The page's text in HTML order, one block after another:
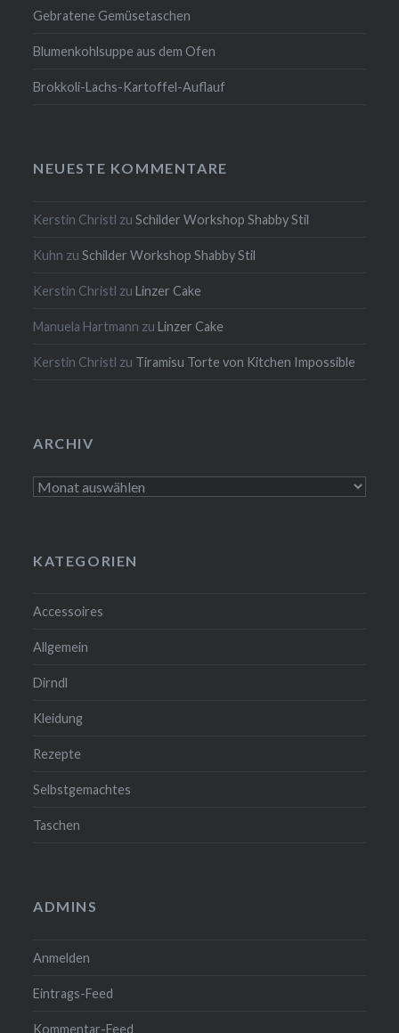
Gebratene Gemüsetaschen
Blumenkohlsuppe aus dem Ofen
Brokkoli-Lachs-Kartoffel-Auflauf
NEUESTE KOMMENTARE
Kerstin Christl zuSchilder Workshop Shabby Stil
Kuhn zuSchilder Workshop Shabby Stil
Kerstin Christl zuLinzer Cake
Manuela Hartmann zuLinzer Cake
Kerstin Christl zu Tiramisu Torte von Kitchen Impossible
ARCHIV
Archiv
KATEGORIEN
Accessoires
Allgemein
Dirndl
Kleidung
Rezepte
Selbstgemachtes
Taschen
ADMINS
Anmelden
Eintrags-Feed
Kommentar-Feed